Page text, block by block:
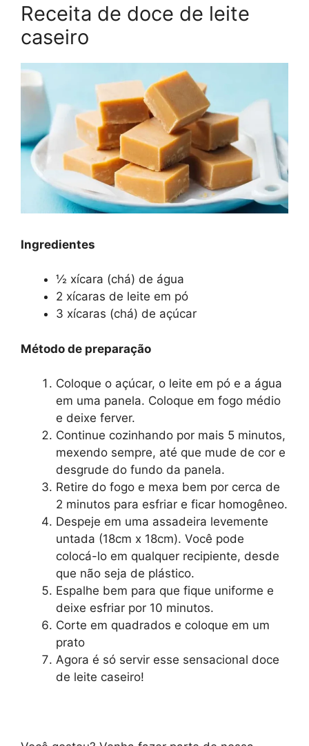
Receita de doce de leite
caseiro
Ingredientes
½ xícara (chá) de água
2 xícaras de leite em pó
3 xícaras (chá) de açúcar
Método de preparação
Coloque o açúcar, o leite em pó e a água
em uma panela. Coloque em fogo médio
e deixe ferver.
Continue cozinhando por mais 5 minutos,
mexendo sempre, até que mude de cor e
desgrude do fundo da panela.
Retire do fogo e mexa bem por cerca de
2 minutos para esfriar e ficar homogêneo.
Despeje em uma assadeira levemente
untada (18cm x 18cm). Você pode
colocá-lo em qualquer recipiente, desde
que não seja de plástico.
Espalhe bem para que fique uniforme e
deixe esfriar por 10 minutos.
Corte em quadrados e coloque em um
prato
Agora é só servir esse sensacional doce
de leite caseiro!